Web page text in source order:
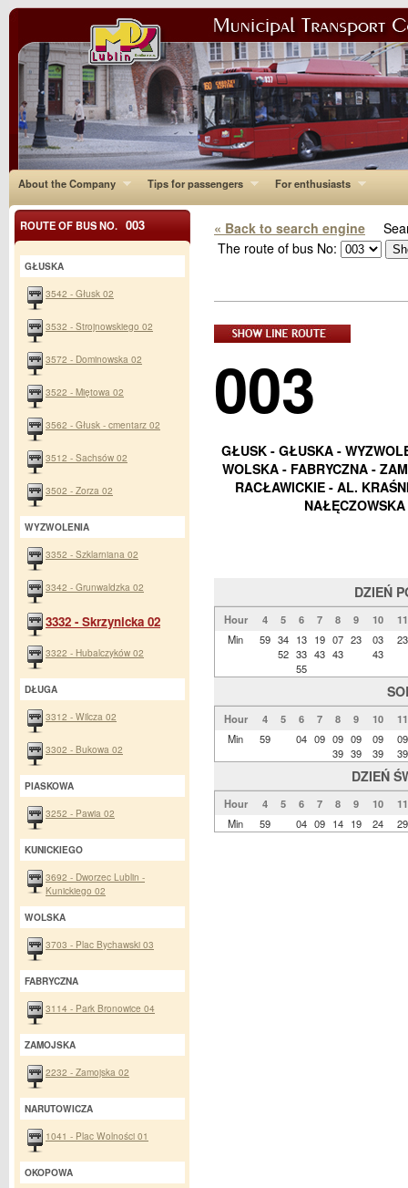
About the Company Tips for passengers For enthusiasts
« Back to search engine
The route of bus No:
003
GŁUSK - GŁUSKA -
WOLSKA - FABRYCZNA -
RACŁAWICKIE - AL.
DZIEŃ
Hour 4 5 6 7 8 9 10
11
Min
59 34
52
13
33
55
19
43
07
43
23
03
43
23
Hour 4 5 6 7 8 9 10
11
Min
59 04 09 09
39
09
39
09
39
09
39
DZIEŃ
Hour 4 5 6 7 8 9 10
11
Min
59 04 09 14 19 24 29
ROUTE OF BUS NO. 003
GŁUSKA
3542 - Głusk 02
3532 - Strojnowskiego 02
3572 - Dominowska 02
3522 - Miętowa 02
3562 - Głusk - cmentarz 02
3512 - Sachsów 02
3502 - Zorza 02
WYZWOLENIA
3352 - Szklarniana 02
3342 - Grunwaldzka 02
3332 - Skrzynicka 02
3322 - Hubalczyków 02
DŁUGA
3312 - Wilcza 02
3302 - Bukowa 02
PIASKOWA
3252 - Pawia 02
KUNICKIEGO
3692 - Dworzec Lublin -
Kunickiego 02
WOLSKA
3703 - Plac Bychawski 03
FABRYCZNA
3114 - Park Bronowice 04
ZAMOJSKA
2232 - Zamojska 02
NARUTOWICZA
1041 - Plac Wolności 01
OKOPOWA